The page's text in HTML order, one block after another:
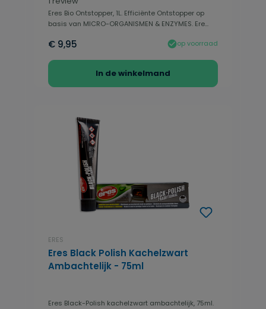
Eres Bio Ontstopper, 1L. Efficiënte Ontstopper op
basis van MICRO-ORGANISMEN & ENZYMES. Ere...
€ 9,95 op voorraad
In de winkelmand
ERES
Eres Black Polish Kachelzwart
Ambachtelijk - 75ml
Eres Black-Polish kachelzwart ambachtelijk, 75ml.